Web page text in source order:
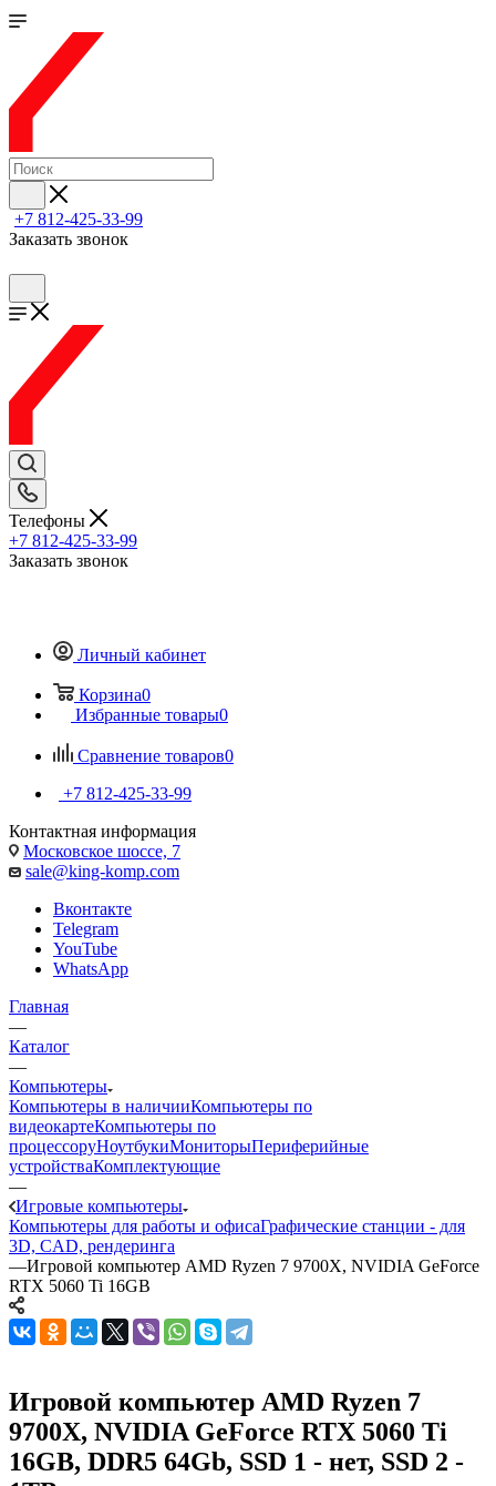
+7 812-425-33-99
Заказать звонок
Телефоны
+7 812-425-33-99
Заказать звонок
Личный кабинет
Корзина0
Избранные товары0
Сравнение товаров0
+7 812-425-33-99
Контактная информация
Московское шоссе, 7
sale@king-komp.com
Вконтакте
Telegram
YouTube
WhatsApp
Главная
—
Каталог
—
Компьютеры
Компьютеры в наличииКомпьютеры по
видеокартеКомпьютеры по
процессоруНоутбукиМониторыПериферийные
устройстваКомплектующие
—
Игровые компьютеры
Компьютеры для работы и офисаГрафические станции - для
3D, CAD, рендеринга
—Игровой компьютер AMD Ryzen 7 9700X, NVIDIA GeForce
RTX 5060 Ti 16GB
Игровой компьютер AMD Ryzen 7
9700X, NVIDIA GeForce RTX 5060 Ti
16GB, DDR5 64Gb, SSD 1 - нет, SSD 2 -